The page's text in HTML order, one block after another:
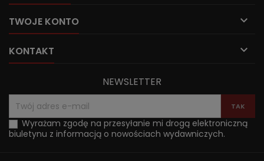
TWOJE KONTO 
KONTAKT 
NEWSLETTER
Wyrażam zgodę na przesyłanie mi drogą elektroniczną
biuletynu z informacją o nowościach wydawniczych.